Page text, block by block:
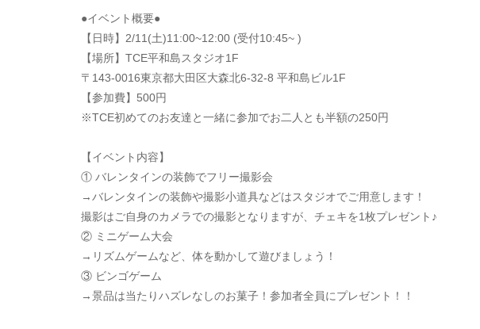
●イベント概要●
【日時】2/11(土)11:00~12:00 (受付10:45~ )
【場所】TCE平和島スタジオ1F
〒143-0016東京都大田区大森北6-32-8 平和島ビル1F
【参加費】500円
※TCE初めてのお友達と一緒に参加でお二人とも半額の250円
【イベント内容】
① バレンタインの装飾でフリー撮影会
→バレンタインの装飾や撮影小道具などはスタジオでご用意します！
撮影はご自身のカメラでの撮影となりますが、チェキを1枚プレゼント♪
② ミニゲーム大会
→リズムゲームなど、体を動かして遊びましょう！
③ ビンゴゲーム
→景品は当たりハズレなしのお菓子！参加者全員にプレゼント！！